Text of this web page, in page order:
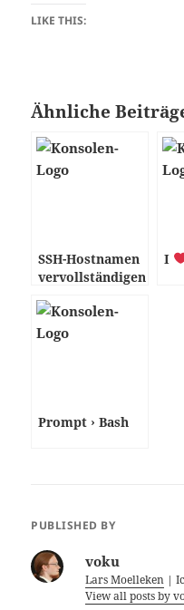
LIKE THIS:
Ähnliche
SSH-Hostnamen
vervollständigen
I
Prompt › Bash
PUBLISHED BY
voku
Lars Moelleken |
View all posts by